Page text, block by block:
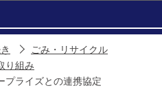
ごみ・リサイクル
り組み
プライズとの連携協定